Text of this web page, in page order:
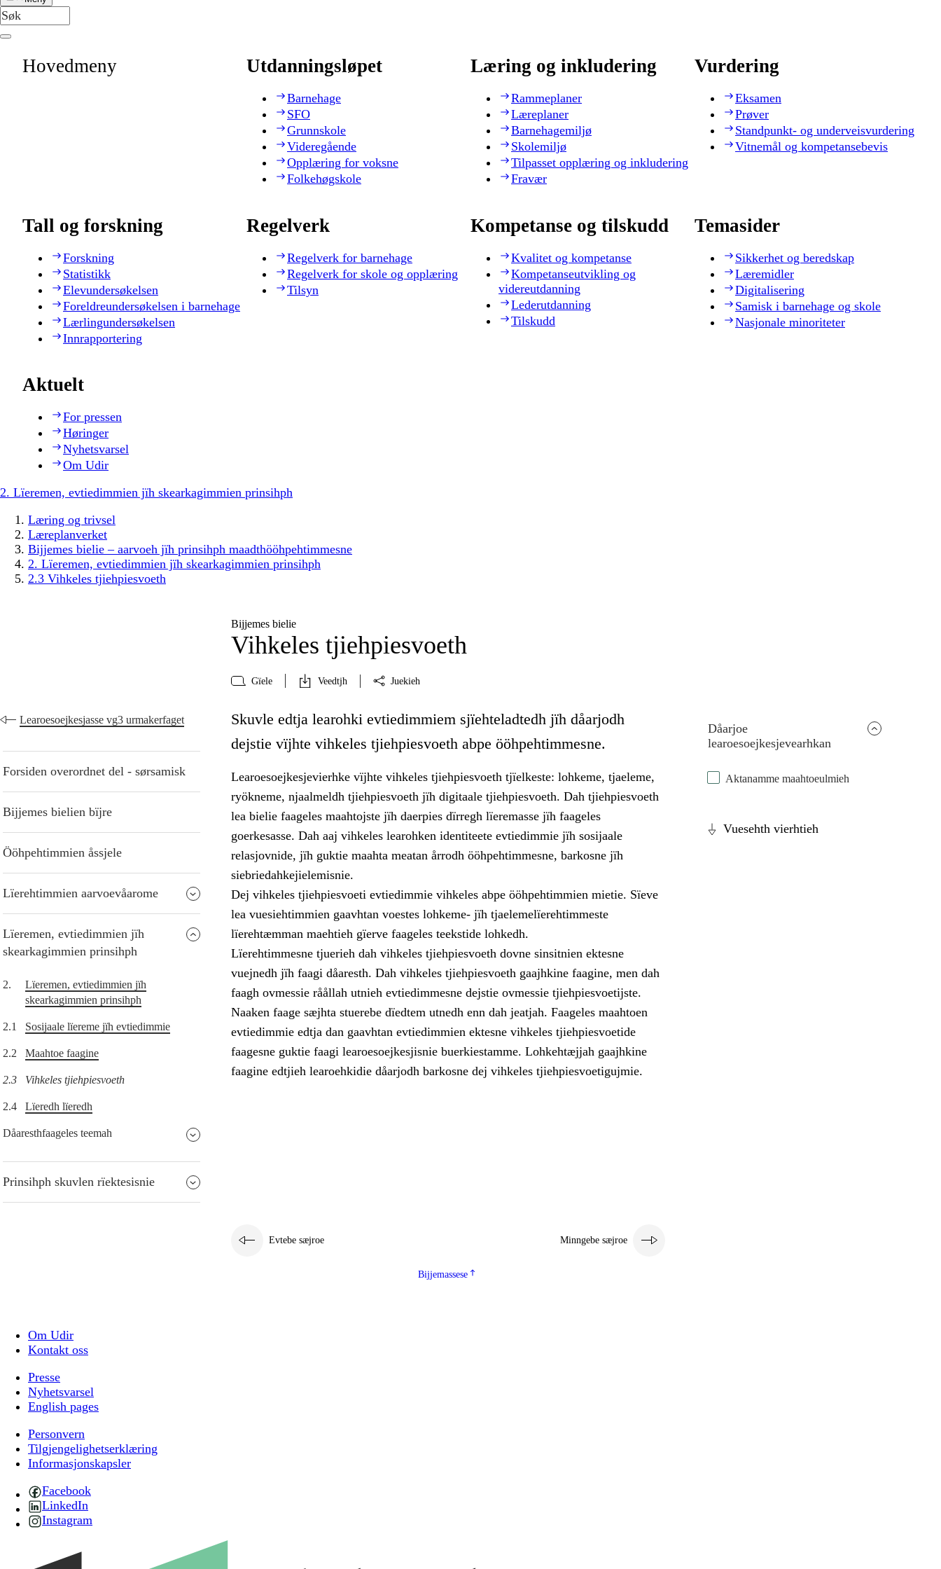
Hovedmeny Utdanningsløpet
Barnehage
SFO
Grunnskole
Videregående
Opplæring for voksne
Folkehøgskole
Læring og inkludering
Rammeplaner
Læreplaner
Barnehagemiljø
Skolemiljø
Tilpasset opplæring og inkludering
Fravær
Vurdering
Eksamen
Prøver
Standpunkt- og underveisvurdering
Vitnemål og kompetansebevis
Tall og forskning
Forskning
Statistikk
Elevundersøkelsen
Foreldreundersøkelsen i barnehage
Lærlingundersøkelsen
Innrapportering
Regelverk
Regelverk for barnehage
Regelverk for skole og opplæring
Tilsyn
Kompetanse og tilskudd
Kvalitet og kompetanse
Kompetanseutvikling og
videreutdanning
Lederutdanning
Tilskudd
Temasider
Sikkerhet og beredskap
Læremidler
Digitalisering
Samisk i barnehage og skole
Nasjonale minoriteter
Aktuelt
For pressen
Høringer
Nyhetsvarsel
Om Udir
2. Lïeremen, evtiedimmien jïh skearkagimmien prinsihph
Læring og trivsel
Læreplanverket
Bijjemes bielie – aarvoeh jïh prinsihph maadthööhpehtimmesne
2. Lïeremen, evtiedimmien jïh skearkagimmien prinsihph
2.3 Vihkeles tjiehpiesvoeth
Bijjemes bielie
Vihkeles tjiehpiesvoeth
Gïele Veedtjh Juekieh
Learoesoejkesjasse vg3 urmakerfaget
Forsiden overordnet del - sørsamisk
Bijjemes bielien bïjre
Ööhpehtimmien åssjele
Lïerehtimmien aarvoevåarome
Lïeremen, evtiedimmien jïh
skearkagimmien prinsihph
2.
Lïeremen, evtiedimmien jïh
skearkagimmien prinsihph
2.1 Sosijaale lïereme jïh evtiedimmie
2.2 Maahtoe faagine
2.3 Vihkeles tjiehpiesvoeth
2.4 Lïeredh lïeredh
Dåaresthfaageles teemah
Prinsihph skuvlen rïektesisnie
Dåarjoe
learoesoejkesjevearhkan
Aktanamme maahtoeulmieh
Vuesehth vierhtieh
Skuvle edtja learohki evtiedimmiem sjïehteladtedh jïh dåarjodh
dejstie vïjhte vihkeles tjiehpiesvoeth abpe ööhpehtimmesne.
Learoesoejkesjevierhke vïjhte vihkeles tjiehpiesvoeth tjïelkeste: lohkeme, tjaeleme,
ryökneme, njaalmeldh tjiehpiesvoeth jïh digitaale tjiehpiesvoeth. Dah tjiehpiesvoeth
lea bielie faageles maahtojste jïh daerpies dïrregh lïeremasse jïh faageles
goerkesasse. Dah aaj vihkeles learohken identiteete evtiedimmie jïh sosijaale
relasjovnide, jïh guktie maahta meatan årrodh ööhpehtimmesne, barkosne jïh
siebriedahkejielemisnie.
Dej vihkeles tjiehpiesvoeti evtiedimmie vihkeles abpe ööhpehtimmien mietie. Sïeve
lea vuesiehtimmien gaavhtan voestes lohkeme- jïh tjaelemelïerehtimmeste
lïerehtæmman maehtieh gïerve faageles teekstide lohkedh.
Lïerehtimmesne tjuerieh dah vihkeles tjiehpiesvoeth dovne sinsitnien ektesne
vuejnedh jïh faagi dåaresth. Dah vihkeles tjiehpiesvoeth gaajhkine faagine, men dah
faagh ovmessie råållah utnieh evtiedimmesne dejstie ovmessie tjiehpiesvoetijste.
Naaken faage sæjhta stuerebe dïedtem utnedh enn dah jeatjah. Faageles maahtoen
evtiedimmie edtja dan gaavhtan evtiedimmien ektesne vihkeles tjiehpiesvoetide
faagesne guktie faagi learoesoejkesjisnie buerkiestamme. Lohkehtæjjah gaajhkine
faagine edtjieh learoehkidie dåarjodh barkosne dej vihkeles tjiehpiesvoetigujmie.
Evtebe sæjroe Minngebe sæjroe
Bijjemassese
Om Udir
Kontakt oss
Presse
Nyhetsvarsel
English pages
Personvern
Tilgjengelighetserklæring
Informasjonskapsler
Facebook
LinkedIn
Instagram